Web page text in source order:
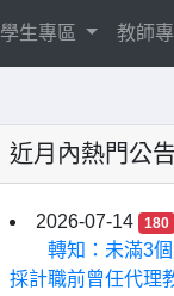
學生專區 教師
近月內熱門公告
2026-07-14 180
轉知：未滿3
採計職前曾任代理